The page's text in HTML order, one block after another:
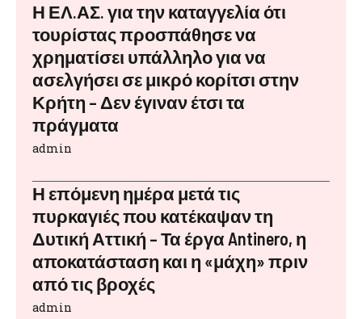
Η ΕΛ.ΑΣ. για την καταγγελία ότι
τουρίστας προσπάθησε να
χρηματίσει υπάλληλο για να
ασελγήσει σε μικρό κορίτσι στην
Κρήτη – Δεν έγιναν έτσι τα
πράγματα
admin
Η επόμενη ημέρα μετά τις
πυρκαγιές που κατέκαψαν τη
Δυτική Αττική – Τα έργα Antinero, η
αποκατάσταση και η «μάχη» πριν
από τις βροχές
admin